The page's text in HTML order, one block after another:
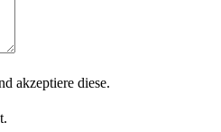
akzeptiere diese.